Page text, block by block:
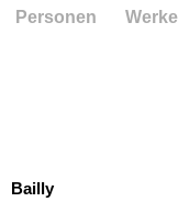
Bailly
Personen Werke